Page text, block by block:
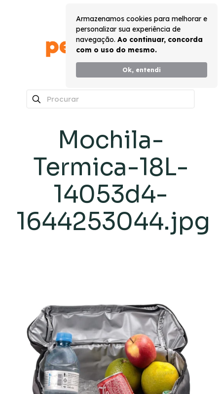
Armazenamos cookies para melhorar e
personalizar sua experiência de
navegação. Ao continuar, concorda
com o uso do mesmo.
Ok, entendi
Mochila-
Termica-18L-
14053d4-
1644253044.jpg